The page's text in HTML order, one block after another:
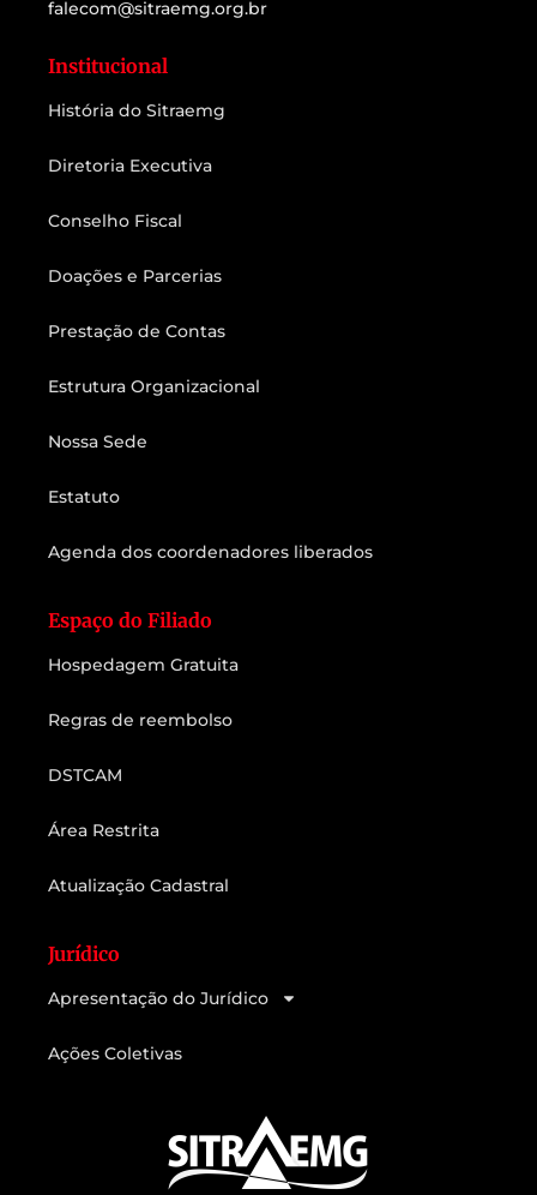
falecom@sitraemg.org.br
Institucional
História do Sitraemg
Diretoria Executiva
Conselho Fiscal
Doações e Parcerias
Prestação de Contas
Estrutura Organizacional
Nossa Sede
Estatuto
Agenda dos coordenadores liberados
Espaço do Filiado
Hospedagem Gratuita
Regras de reembolso
DSTCAM
Área Restrita
Atualização Cadastral
Jurídico
Apresentação do Jurídico
Ações Coletivas